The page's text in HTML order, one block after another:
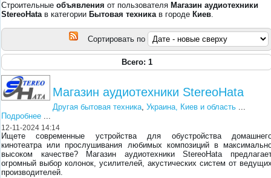
Строительные объявления от пользователя Магазин аудиотехники
StereoHataв категории Бытовая техникав городе Киев.
Сортировать по
Всего: 1
Магазин аудиотехники StereoHata
Другая бытовая техника, Украина, Киев и область...
Подробнее ...
12-11-2024 14:14
Ищете современные устройства для обустройства
кинотеатра или прослушивания любимых композиций в
высоком качестве? Магазин аудиотехники StereoHata
огромный выбор колонок, усилителей, акустических систем от
производителей.